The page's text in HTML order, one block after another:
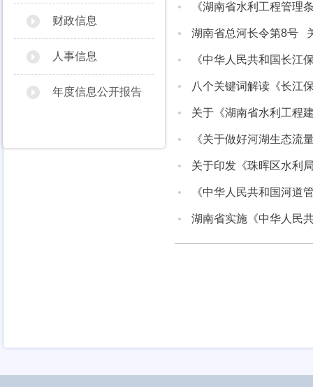
财政信息
人事信息
年度信息公开报告
《湖南省水利工程管理
湖南省总河长令第8号
《中华人民共和国长江
八个关键词解读《长江
关于《湖南省水利工程
《关于做好河湖生态流
关于印发《珠晖区水利
《中华人民共和国河道
湖南省实施《中华人民